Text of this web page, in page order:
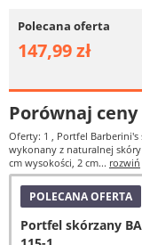
Polecana oferta
147,99 zł
Porównaj ceny
Oferty: 1 , Portfel Barberini's
wykonany z naturalnej
cm wysokości, 2 cm... rozwiń
POLECANA OFERTA
Portfel skórzany